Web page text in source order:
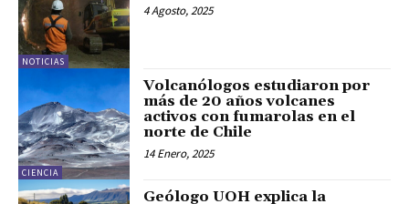
NOTICIAS
4 Agosto, 2025
CIENCIA
Volcanólogos estudiaron por
más de 20 años volcanes
activos con fumarolas en el
norte de Chile
14 Enero, 2025
Geólogo UOH explica la